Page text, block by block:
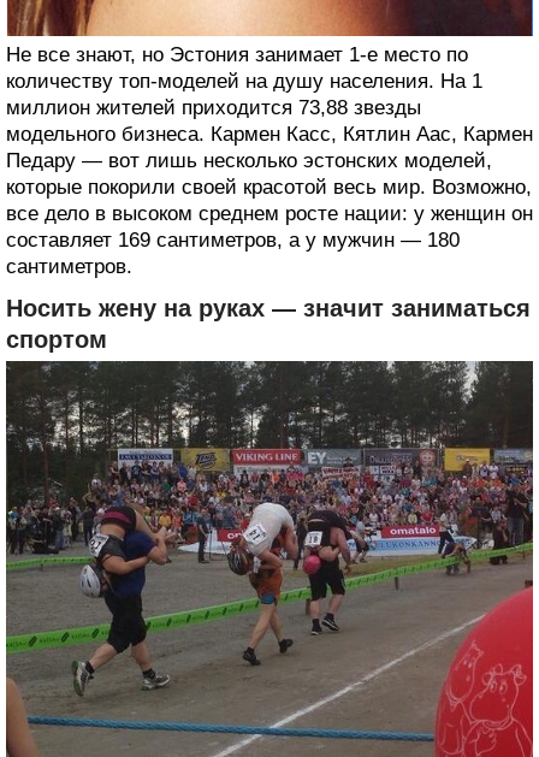
Не все знают, но Эстония занимает 1-е место по
количеству топ-моделей на душу населения. На 1
миллион жителей приходится 73,88 звезды
модельного бизнеса. Кармен Касс, Кятлин Аас, Кармен
Педару — вот лишь несколько эстонских моделей,
которые покорили своей красотой весь мир. Возможно,
все дело в высоком среднем росте нации: у женщин он
составляет 169 сантиметров, а у мужчин — 180
сантиметров.
Носить жену на руках — значит заниматься
спортом